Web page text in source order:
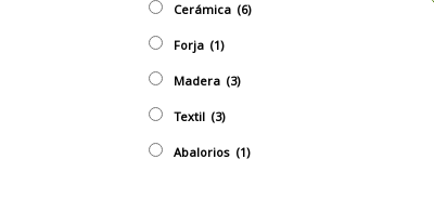
Cerámica (6)
Forja (1)
Madera (3)
Textil (3)
Abalorios (1)